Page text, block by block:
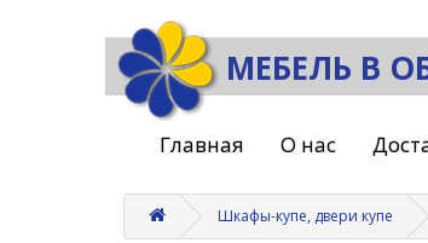
МЕБЕЛЬ В
Главная О нас
Шкафы-купе, двери купе